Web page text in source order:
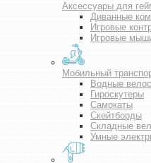
Аксессуары для
Диванные
Игровые
Игровые
Мобильный
Водные
Гироскутеры
Самокаты
Скейтборды
Складные
Умные